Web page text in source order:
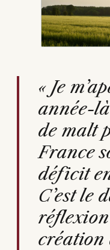
« Je
année-
de malt
France
déficit
C’est le
création